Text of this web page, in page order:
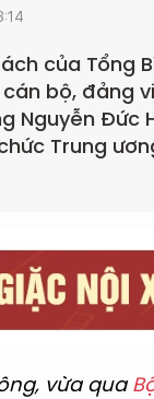
của Tổng
bộ, đảng
Nguyễn Đức
Trung
vừa qua